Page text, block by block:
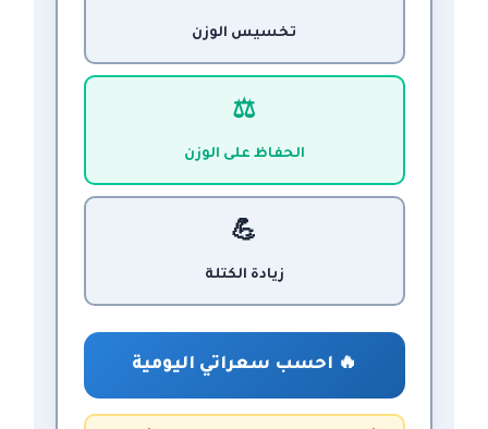
تخسيس الوزن
⚖️
الحفاظ على الوزن
💪
زيادة الكتلة
🔥 احسب سعراتي اليومية